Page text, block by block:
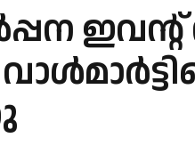
ഇവന്റ്